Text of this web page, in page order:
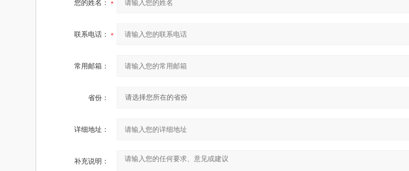
您的姓名：
联系电话：
常用邮箱：
省份：
详细地址：
补充说明：